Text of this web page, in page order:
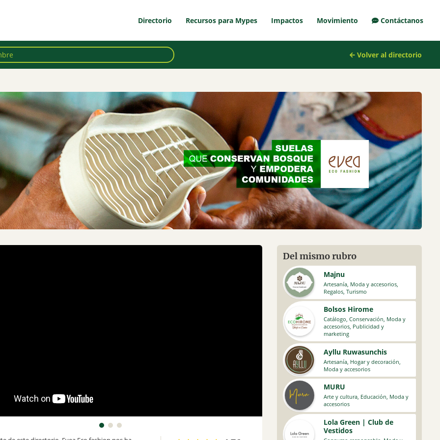
Directorio Recursos para Mypes Impactos Movimiento Contáctanos
Volver al directorio
Del mismo rubro
Majnu
Artesanía, Moda y accesorios,
Regalos, Turismo
Bolsos Hirome
Catálogo, Conservación, Moda y
accesorios, Publicidad y
marketing
Ayllu Ruwasunchis
Artesanía, Hogar y decoración
Moda y accesorios
MURU
Arte y cultura, Educación, Moda y
accesorios
Lola Green | Club de
Vestidos